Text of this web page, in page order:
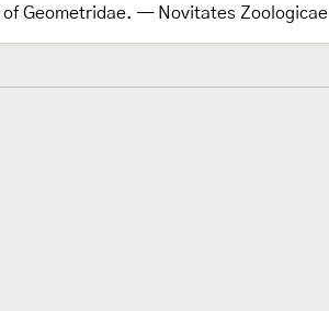
of Geometridae. — Novitates Zoologicae